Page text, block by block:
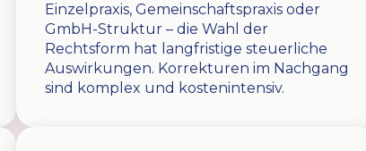
Einzelpraxis, Gemeinschaftspraxis oder
GmbH-Struktur – die Wahl der
Rechtsform hat langfristige steuerliche
Auswirkungen. Korrekturen im Nachgang
sind komplex und kostenintensiv.